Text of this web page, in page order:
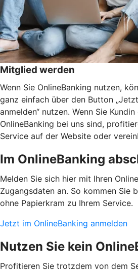
Mitglied werden
Wenn Sie OnlineBanking nutzen,
ganz einfach über den Button
anmelden“ nutzen. Wenn Sie
OnlineBanking bei uns sind,
Service auf der Website oder
Im OnlineBanking
Melden Sie sich hier mit Ihren
Zugangsdaten an. So kommen Sie
ohne Papierkram zu Ihrem Service.
Jetzt im OnlineBanking anmelden
Nutzen Sie kein
Profitieren Sie trotzdem von dem